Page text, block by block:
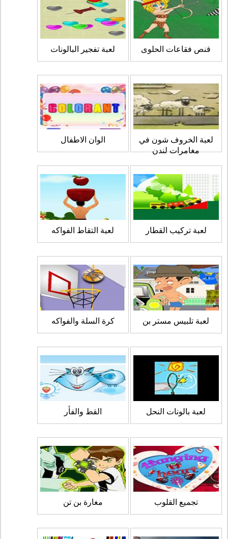
قنص فقاعات الحلوى لعبة تفجير البالونات
لعبة الخروف شون في
مغامرات لندن
الوان الاطفال
لعبة تركيب القطار لعبة التقاط الفواكه
لعبة تلبيس مستر بن كرة السلة والفواكه
لعبة بالونات النحل القط والفأر
تجميع القلوب مغارة بن تن